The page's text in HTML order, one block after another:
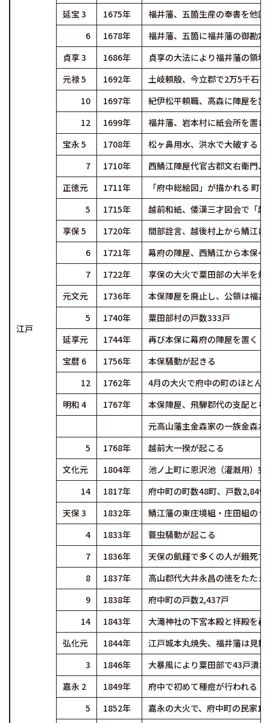
江戸
延宝 3
1675年
福井藩、五箇生産の奉書を他
6
1678年
福井藩、五箇に福井藩の御勘定
貞享 3
1686年
貞享の大法により福井藩の領
元禄 5
1692年
土岐頼殷、今立郡で2万5千石
10
1697年
紀伊松平頼職、高森に陣屋を置
12
1699年
福井藩、岩本村に紙会所を置き
宝永 5
1708年
松ヶ鼻用水、洪水で大破する
7
1710年
西鯖江陣屋代官古郡文右衛門
正徳元
1711年
「府中総絵図」が描かれる 町
5
1715年
越前和紙、倭漢三才図会で「
享保 5
1720年
間部詮言、越後村上から鯖江
6
1721年
幕府の陣屋、西鯖江から本保へ
7
1722年
享保の大火で粟田部の大半を焼
元文元
1736年
本保陣屋を廃止し、公領は福井
5
1740年
粟田部村の戸数333戸
延享元
1744年
再び本保に幕府の陣屋を置く
宝暦 6
1756年
本保騒動が起きる
12
1762年
4月の大火で府中の町のほとん
明和 4
1767年
本保陣屋、飛騨郡代の支配とな
元高山藩主金森家の一族金森
5
1768年
越前大一揆が起こる
文化元
1804年
池ノ上町に恩沢池（灌漑用）完
14
1817年
府中町の町数48町、戸数2,849
天保 3
1832年
鯖江藩の東庄境組・庄田組の
4
1833年
蓑虫騒動が起こる
7
1836年
天保の飢饉で多くの人が餓死す
8
1837年
高山郡代大井永昌の徳をたた
9
1838年
府中町の戸数2,437戸
14
1843年
大滝神社の下宮本殿と拝殿を再
弘化元
1844年
江戸城本丸焼失、福井藩は見
3
1846年
大暴風により粟田部で43戸潰
嘉永 2
1849年
府中で初めて種痘が行われる
5
1852年
嘉永の大火で、府中町の民家